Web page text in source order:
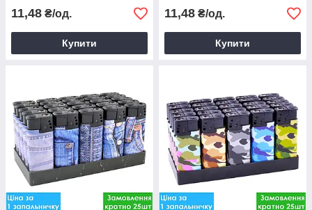
11,48 ₴/од.
Купити
11,48 ₴/од.
Купити